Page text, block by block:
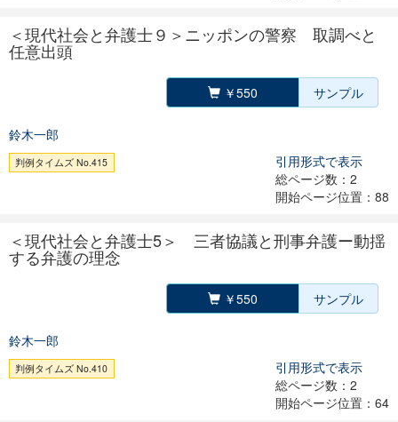
＜現代社会と弁護士９＞ニッポンの警察 取調べと
任意出頭
￥550 サンプル
鈴木一郎
判例タイムズ No.415
引用形式で表示
総ページ数：2
開始ページ位置：88
＜現代社会と弁護士5＞ 三者協議と刑事弁護ー動揺
する弁護の理念
￥550 サンプル
鈴木一郎
判例タイムズ No.410
引用形式で表示
総ページ数：2
開始ページ位置：64